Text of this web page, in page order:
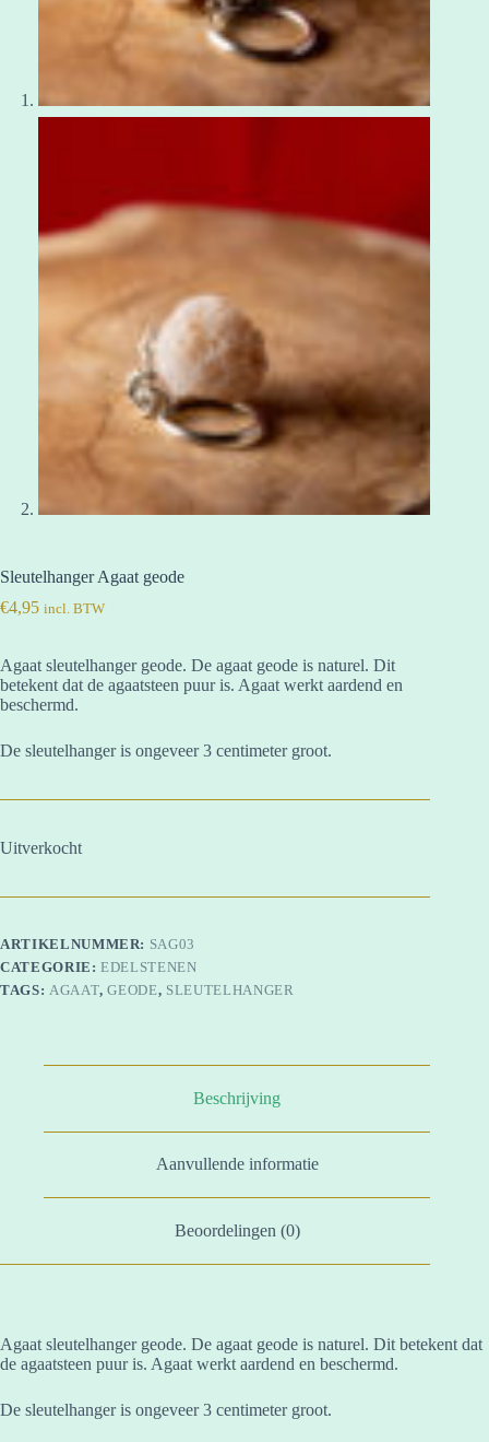
Sleutelhanger Agaat geode
€4,95 incl. BTW
Agaat sleutelhanger geode. De agaat geode is naturel. Dit
betekent dat de agaatsteen puur is. Agaat werkt aardend en
beschermd.
De sleutelhanger is ongeveer 3 centimeter groot.
Uitverkocht
ARTIKELNUMMER: SAG03
CATEGORIE:EDELSTENEN
TAGS: AGAAT,GEODE, SLEUTELHANGER
Beschrijving
Aanvullende informatie
Beoordelingen (0)
Agaat sleutelhanger geode. De agaat geode is naturel. Dit betekent dat
de agaatsteen puur is. Agaat werkt aardend en beschermd.
De sleutelhanger is ongeveer 3 centimeter groot.